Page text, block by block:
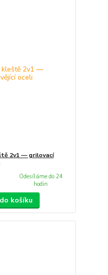
2v1 — grilovací
Odesíláme do 24
hodin
košíku